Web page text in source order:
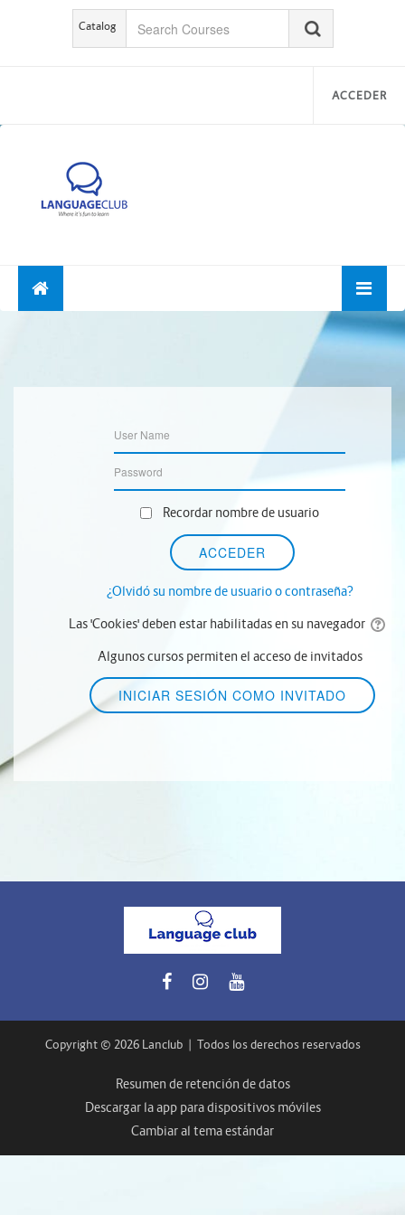
Catalog
ACCEDER
Recordar nombre de usuario
¿Olvidó su nombre de usuario o contraseña?
Las 'Cookies' deben estar habilitadas en su navegador
Algunos cursos permiten el acceso de invitados
Copyright © 2026 Lanclub | Todos los derechos reservados
Resumen de retención de datos
Descargar la app para dispositivos móviles
Cambiar al tema estándar